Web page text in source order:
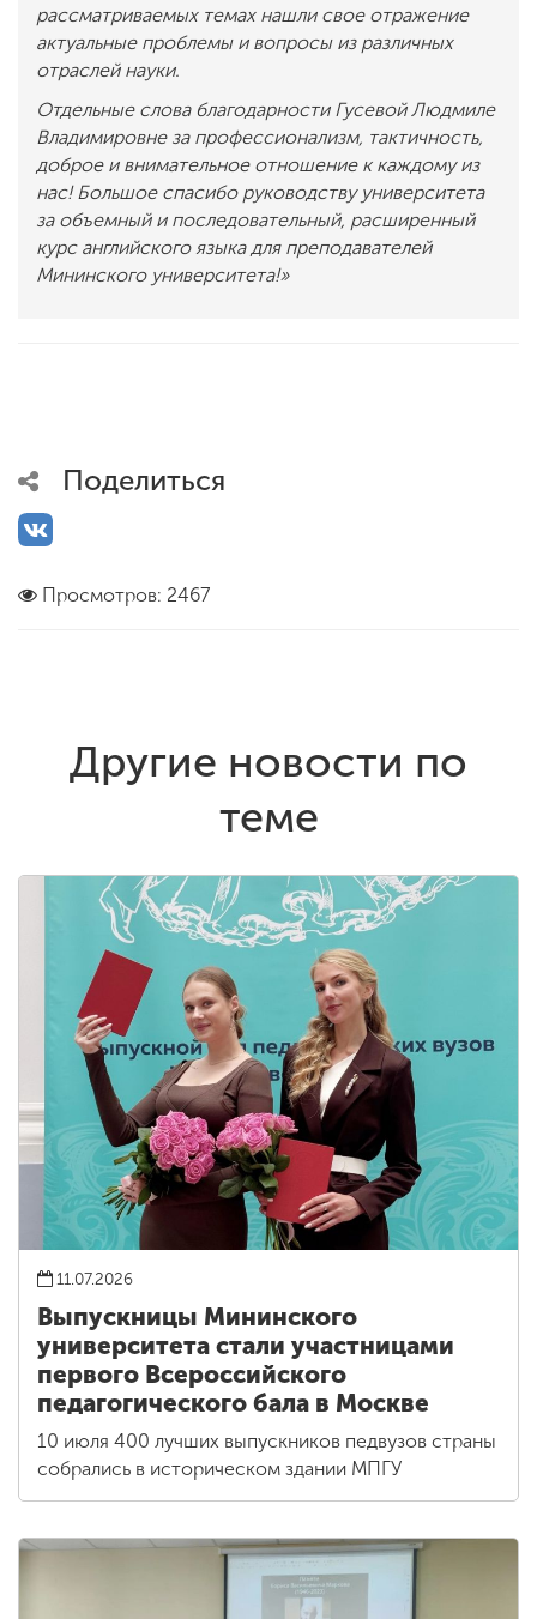
рассматриваемых темах нашли свое отражение
актуальные проблемы и вопросы из различных
отраслей науки.
Отдельные слова благодарности Гусевой Людмиле
Владимировне за профессионализм, тактичность,
доброе и внимательное отношение к каждому из
нас!Большое спасибо руководству университета
за объемный и последовательный, расширенный
курс английского языка для преподавателей
Мининского университета!»
Поделиться
Просмотров: 2467
Другие новости по
теме
11.07.2026
Выпускницы Мининского
университета стали участницами
первого Всероссийского
педагогического бала в Москве
10 июля 400 лучших выпускников педвузов страны
собрались в историческом здании МПГУ